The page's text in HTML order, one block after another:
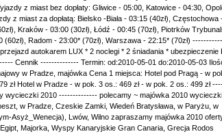
z miast bez dopłaty: Gliwice - 05:00, Katowice - 04:30,
z miast za dopłatą: Bielsko -Biała - 03:15 (40zł), Częstochowa
Kraków - 03:00 (30zł), Łódź - 00:45 (70zł), Piotrków
(60zł), Radom - 23:00* (70zł), Warszawa - 22:15* (70zł)
autokarem LUX * 2 noclegi * 2 śniadania * ubezpieczenie
Cennik -------------- Termin: od:2010-05-01 do:2010-05-03
w Pradze, majówka Cena 1 miejsca: Hotel pod Pragą - w
zł Hotel w Pradze - w pok. 3 os.: 469 zł - w pok. 2 os.: 499 zł
wycieczki 2010 -------------- polecamy ~ majówka 2010
w Pradze, Czeskie Zamki, Wiedeń Bratysława, w Paryżu, w
Asyż_Wenecja), Lwów, Wilno zapraszamy majówka 2010
Majorka, Wyspy Kanaryjskie Gran Canaria, Grecja Rodos